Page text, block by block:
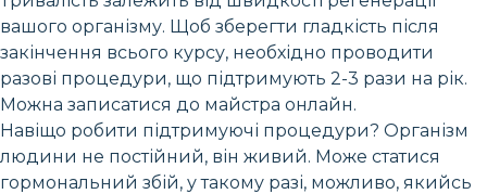
вашого організму. Щоб зберегти гладкість після
закінчення всього курсу, необхідно проводити
разові процедури, що підтримують 2-3 рази на рік.
Можна записатися до майстра онлайн.
Навіщо робити підтримуючі процедури? Організм
людини не постійний, він живий. Може статися
гормональний збій, у такому разі, можливо, якийсь